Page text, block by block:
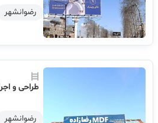
رضوانشهر
طراحی و
رضوانشهر